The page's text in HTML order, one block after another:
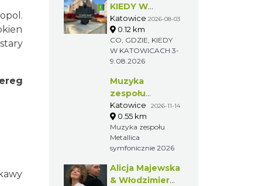
KIEDY W
KATOWICACH
3-9.08.2026
Katowice 2026-08-03
0.12 km
CO, GDZIE, KIEDY
W KATOWICACH 3-
9.08.2026
Muzyka
zespołu
Metallica
symfonicznie
2026
Katowice 2026-11-14
0.55 km
Muzyka zespołu
Metallica
symfonicznie 2026
Alicja Majewska
& Włodzimierz